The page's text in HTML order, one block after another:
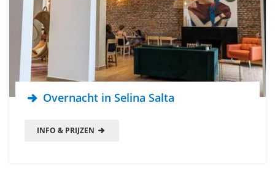
Overnacht in Selina Salta
INFO & PRIJZEN